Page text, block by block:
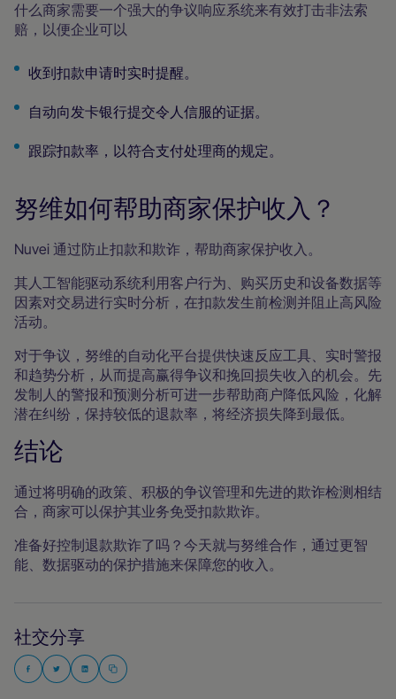
什么商家需要一个强大的争议响应系统来有效打击非法索
赔，以便企业可以
收到扣款申请时实时提醒。
自动向发卡银行提交令人信服的证据。
跟踪扣款率，以符合支付处理商的规定。
努维如何帮助商家保护收入？
Nuvei 通过防止扣款和欺诈，帮助商家保护收入。
其人工智能驱动系统利用客户行为、购买历史和设备数据等
因素对交易进行实时分析，在扣款发生前检测并阻止高风险
活动。
对于争议，努维的自动化平台提供快速反应工具、实时警报
和趋势分析，从而提高赢得争议和挽回损失收入的机会。先
发制人的警报和预测分析可进一步帮助商户降低风险，化解
潜在纠纷，保持较低的退款率，将经济损失降到最低。
结论
通过将明确的政策、积极的争议管理和先进的欺诈检测相结
合，商家可以保护其业务免受扣款欺诈。
准备好控制退款欺诈了吗？今天就与努维合作，通过更智
能、数据驱动的保护措施来保障您的收入。
社交分享